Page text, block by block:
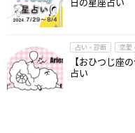
占い・診断 恋愛
【おひつじ座
占い